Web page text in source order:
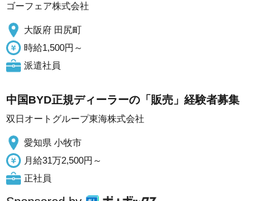
ゴーフェア株式会社
大阪府 田尻町
時給1,500円～
派遣社員
中国BYD正規ディーラーの「販売」経験者募集
双日オートグループ東海株式会社
愛知県 小牧市
月給31万2,500円～
正社員